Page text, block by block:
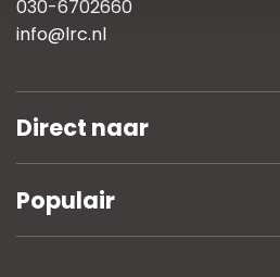
030-6702660
info@lrc.nl
Direct naar
Werken bij
Populair